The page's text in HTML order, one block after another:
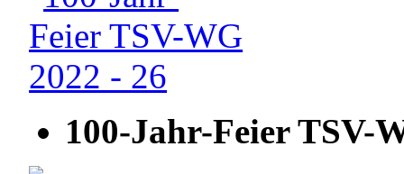
100-Jahr-Feier TSV-